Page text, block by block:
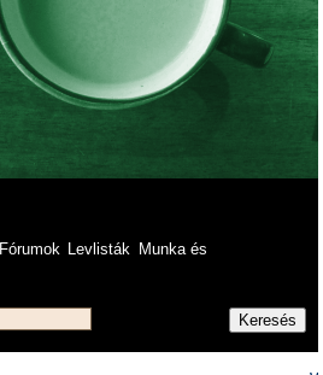
Fórumok Levlisták
Munka és